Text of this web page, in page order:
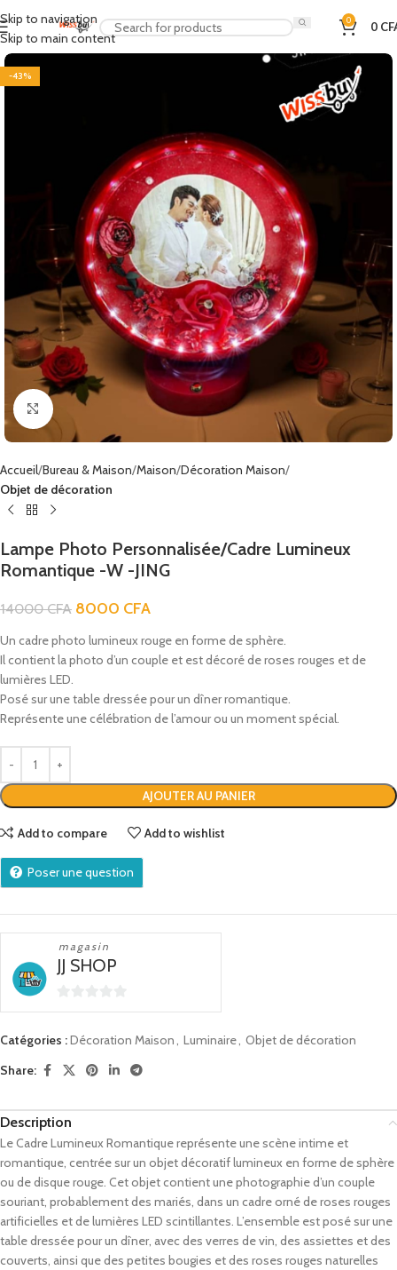
Skip to navigation
Skip to main content
0 0
-43%
Click to enlarge
Accueil Bureau & Maison Maison Décoration Maison
Objet de décoration
Lampe Photo Personnalisée/Cadre Lumineux
Romantique -W -JING
14000CFA 8000 CFA
Un cadre photo lumineux rouge en forme de sphère.
Il contient la photo d’un couple et est décoré de roses rouges et de
lumières LED.
Posé sur une table dressée pour un dîner romantique.
Représente une célébration de l’amour ou un moment spécial.
AJOUTER AU PANIER
Add to compare Add to wishlist
Poser une question
magasin
JJ SHOP
0
Catégories :Décoration Maison, Luminaire, Objet de décoration
Share:
Description
Le Cadre Lumineux Romantique représente une scène intime et
romantique, centrée sur un objet décoratif lumineux en forme de sphère
ou de disque rouge. Cet objet contient une photographie d’un couple
souriant, probablement des mariés, dans un cadre orné de roses rouges
artificielles et de lumières LED scintillantes. L’ensemble est posé sur une
table dressée pour un dîner, avec des verres de vin, des assiettes et des
couverts, ainsi que des petites bougies et des roses rouges naturelles